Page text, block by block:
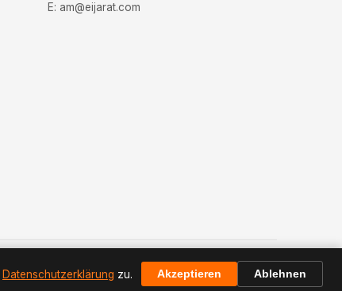
E: am@eijarat.com
DatenschutzrichtlinieNutzungsbedingungen
Datenschutzerklärung zu. Akzeptieren Ablehnen